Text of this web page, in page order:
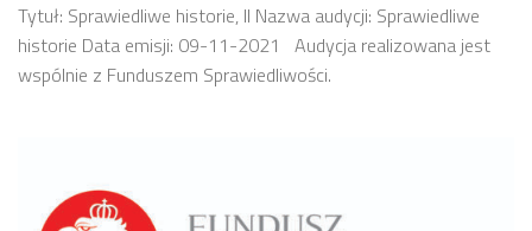
Tytuł: Sprawiedliwe historie, II Nazwa audycji: Sprawiedliwe
historie Data emisji: 09-11-2021 Audycja realizowana jest
wspólnie z Funduszem Sprawiedliwości.